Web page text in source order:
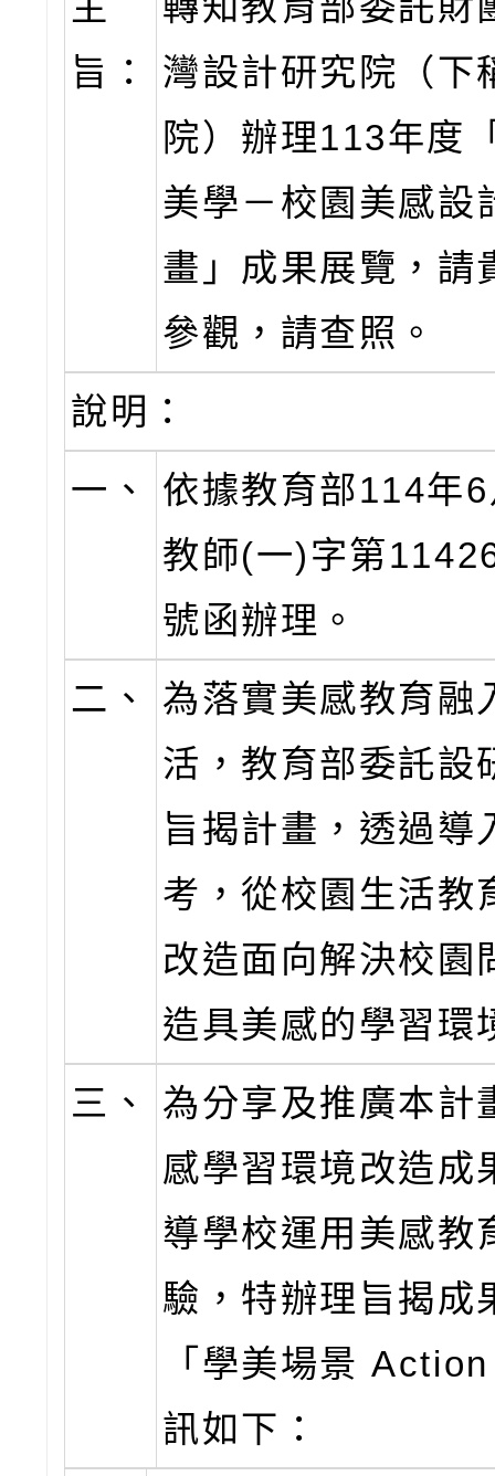
旨：
灣設計研究院（下
院）辦理113年度
美學－校園美感設
畫」成果展覽，請
參觀，請查照。
說明：
一、
依據教育部114年
教師(一)字第
號函辦理。
二、
為落實美感教育融
活，教育部委託設
旨揭計畫，透過導
考，從校園生活教
改造面向解決校園
造具美感的學習環
三、
為分享及推廣本計
感學習環境改造成
導學校運用美感教
驗，特辦理旨揭成
「學美場景
訊如下：